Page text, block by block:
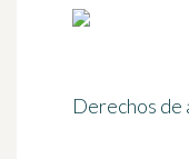
Derechos